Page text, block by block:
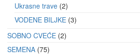
Ukrasne trave 2
VODENE BILJKE 3
SOBNO CVEĆE 2
SEMENA 75